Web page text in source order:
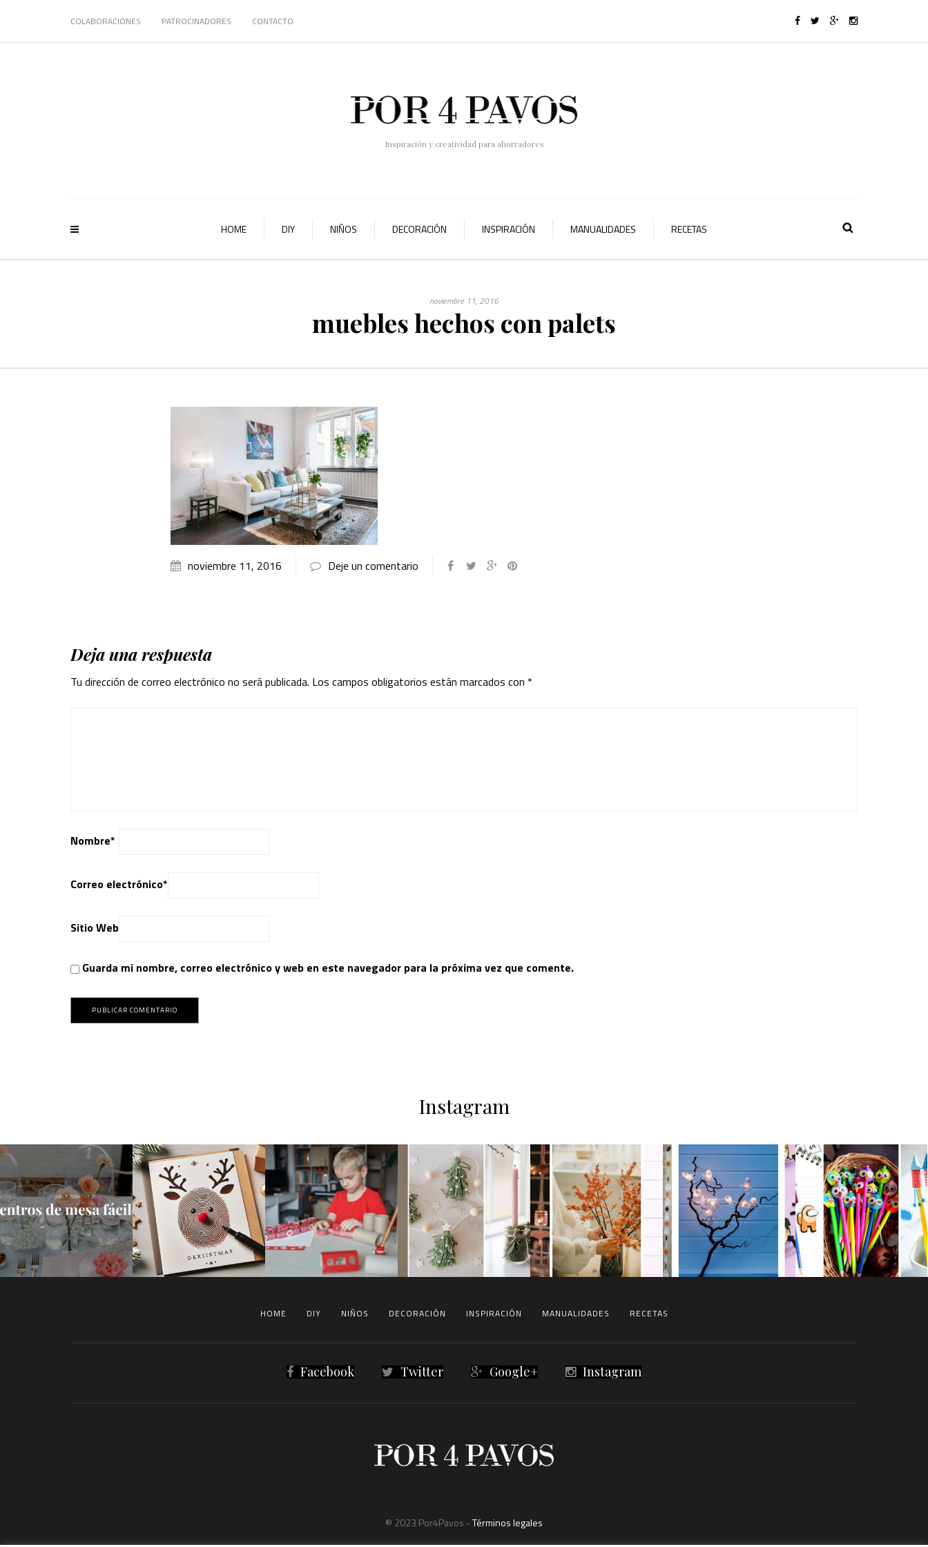
COLABORACIONES PATROCINADORES CONTACTO
Inspiración y creatividad para ahorradores
HOME DIY NIÑOS DECORACIÓN INSPIRACIÓN MANUALIDADES RECETAS
noviembre 11, 2016
muebles hechos con palets
noviembre 11, 2016 Deje un comentario
Deja una respuesta
Tu dirección de correo electrónico no será publicada. Los campos obligatorios están marcados con *
Nombre*
Correo electrónico*
Sitio Web
Guarda mi nombre, correo electrónico y web en este navegador para la próxima vez que comente.
Instagram
HOME DIY NIÑOS DECORACIÓN INSPIRACIÓN MANUALIDADES RECETAS
Facebook Twitter Google+ Instagram
® 2023 Por4Pavos -Términos legales